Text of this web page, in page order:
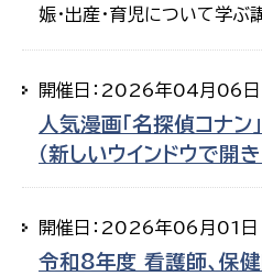
娠・出産・育児について学ぶ
開催日：2026年04月06
人気漫画「名探偵コナン
（新しいウインドウで開き
開催日：2026年06月01
令和8年度 看護師、保